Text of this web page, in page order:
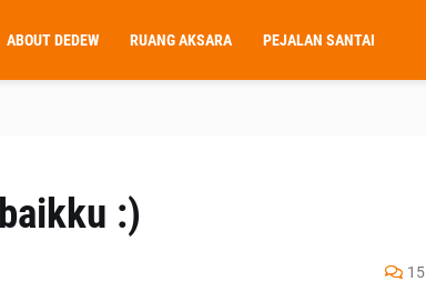
ABOUT DEDEW RUANG AKSARA PEJALAN SANTAI
:)
15